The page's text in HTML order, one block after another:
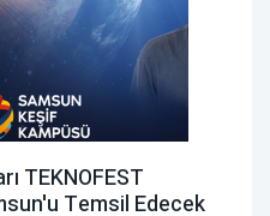
TEKNOFEST
Temsil Edecek